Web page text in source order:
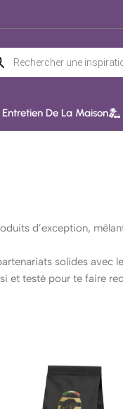
Entretien De La Maison
d’exception,
solides
et testé pour te faire